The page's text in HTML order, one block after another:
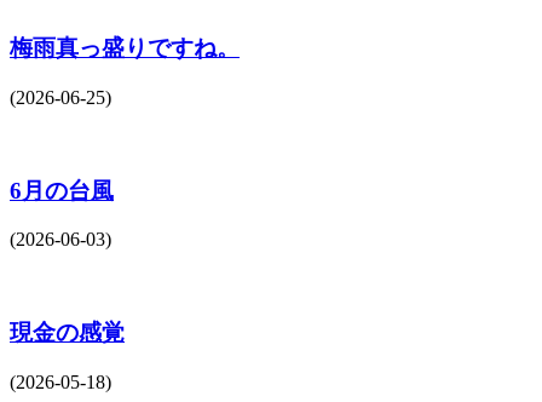
梅雨真っ盛りですね。
(2026-06-25)
6月の台風
(2026-06-03)
現金の感覚
(2026-05-18)